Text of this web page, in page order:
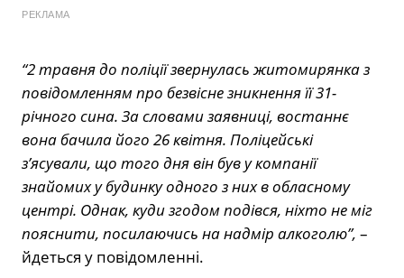
РЕКЛАМА
“2 травня до поліції звернулась житомирянка з
повідомленням про безвісне зникнення її 31-
річного сина. За словами заявниці, востаннє
вона бачила його 26 квітня. Поліцейські
з’ясували, що того дня він був у компанії
знайомих у будинку одного з них в обласному
центрі. Однак, куди згодом подівся, ніхто не міг
пояснити, посилаючись на надмір алкоголю”, –
йдеться у повідомленні.